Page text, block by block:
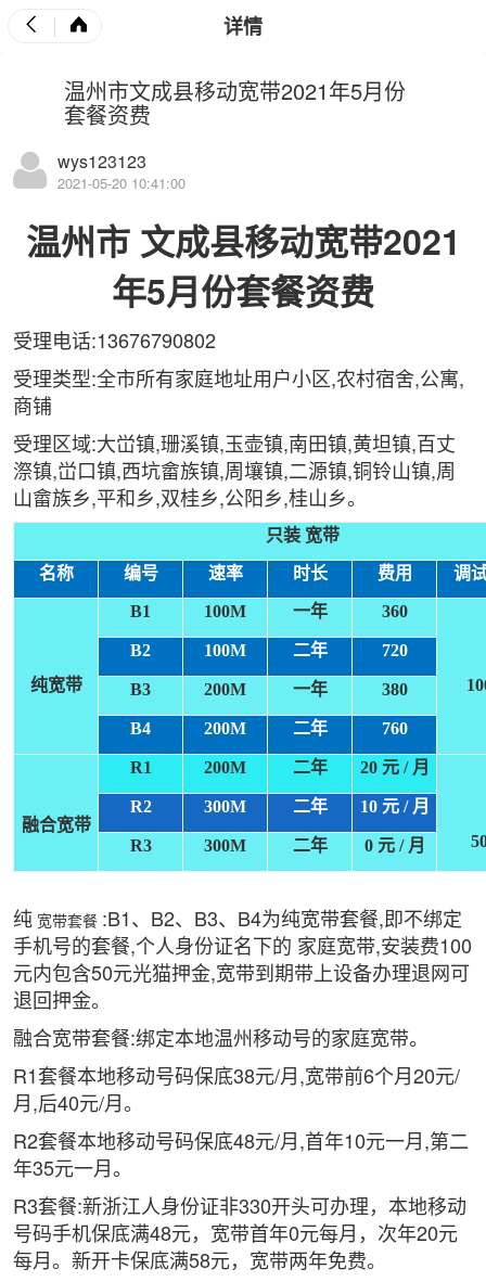
详情
温州市文成县移动宽带2021年5月份
套餐资费
wys123123
2021-05-20 10:41:00
温州市 文成县移动宽带2021
年5月份套餐资费
受理电话:13676790802
受理类型:全市所有家庭地址用户小区,农村宿舍,公寓,
商铺
受理区域:大峃镇,珊溪镇,玉壶镇,南田镇,黄坦镇,百丈
漈镇,峃口镇,西坑畲族镇,周壤镇,二源镇,铜铃山镇,周
山畲族乡,平和乡,双桂乡,公阳乡,桂山乡。
只装 宽带
名称 编号 速率 时长 费用 调
纯宽带
B1 100M 一年 360
B2 100M 二年 720
B3 200M 一年 380
B4 200M 二年 760
融合宽带
R1 200M 二年 20 元 / 月
R2 300M 二年 10 元 / 月
R3 300M 二年 0 元 / 月
纯 宽带套餐 :B1、B2、B3、B4为纯宽带套餐,即不绑定
手机号的套餐,个人身份证名下的 家庭宽带,安装费100
元内包含50元光猫押金,宽带到期带上设备办理退网可
退回押金。
融合宽带套餐:绑定本地温州移动号的家庭宽带。
R1套餐本地移动号码保底38元/月,宽带前6个月20元/
月,后40元/月。
R2套餐本地移动号码保底48元/月,首年10元一月,第二
年35元一月。
R3套餐:新浙江人身份证非330开头可办理，本地移动
号码手机保底满48元，宽带首年0元每月，次年20元
每月。新开卡保底满58元，宽带两年免费。